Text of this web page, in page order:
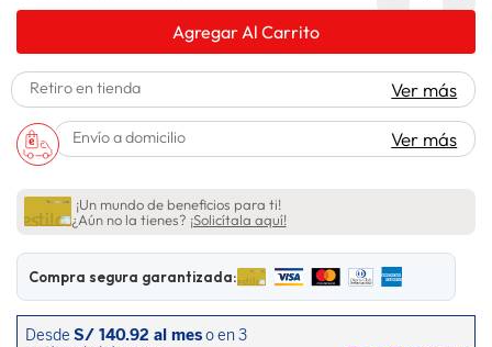
Agregar Al Carrito
Retiro en tienda Ver más
Envío a domicilio Ver más
¡Un mundo de beneficios para ti!
¿Aún no la tienes? ¡Solicítala aquí!
Compra segura garantizada: